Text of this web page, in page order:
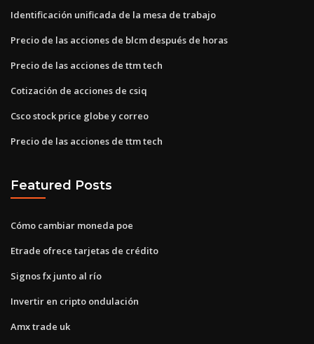
Identificación unificada de la mesa de trabajo
Precio de las acciones de blcm después de horas
Precio de las acciones de ttm tech
Cotización de acciones de csiq
Csco stock price globe y correo
Precio de las acciones de ttm tech
Featured Posts
Cómo cambiar moneda poe
Etrade ofrece tarjetas de crédito
Signos fx junto al río
Invertir en cripto ondulación
Amx trade uk